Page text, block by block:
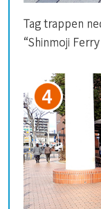
Tag trappen
“Shinmoji